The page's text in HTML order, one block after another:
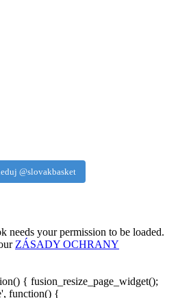
@slovakbasket
needs your permission to be loaded.
ZÁSADY OCHRANY
{ fusion_resize_page_widget();
function() {